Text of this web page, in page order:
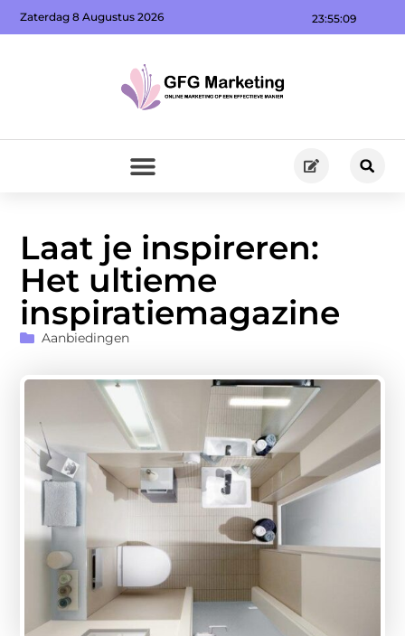
23:55:11
Zaterdag 8 Augustus 2026
Laat je inspireren:
Het ultieme
inspiratiemagazine
Aanbiedingen